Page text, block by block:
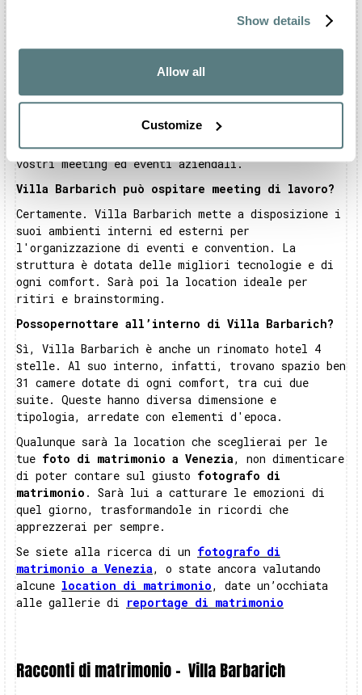
Show details
Allow all
Customize
Quali eventi è possibile festeggiare a Villa
All’interno di Villa Barbarich è possibile
La struttura, infatti, è aperta a matrimoni e
feste private. Inoltre, potrete organizzare qui i
vostri meeting ed eventi aziendali.
Villa Barbarich può ospitare meeting di lavoro?
Certamente. Villa Barbarich mette a disposizione i
suoi ambienti interni ed esterni per
l'organizzazione di eventi e convention. La
struttura è dotata delle migliori tecnologie e di
ogni comfort. Sarà poi la location ideale per
ritiri e brainstorming.
Possopernottare all’interno di Villa Barbarich?
Sì, Villa Barbarich è anche un rinomato hotel 4
stelle. Al suo interno, infatti, trovano spazio ben
31 camere dotate di ogni comfort, tra cui due
suite. Queste hanno diversa dimensione e
tipologia, arredate con elementi d'epoca.
Qualunque sarà la location che sceglierai per le
tue foto di matrimonio a Venezia, non dimenticare
di poter contare sul giusto fotografo di
matrimonio . Sarà lui a catturare le emozioni di
quel giorno, trasformandole in ricordi che
apprezzerai per sempre.
Se siete alla ricerca di un fotografo di
matrimonio a Venezia, o state ancora valutando
alcune location di matrimonio, date un’occhiata
alle gallerie di
reportage di matrimonio
Racconti di matrimonio - Villa Barbarich